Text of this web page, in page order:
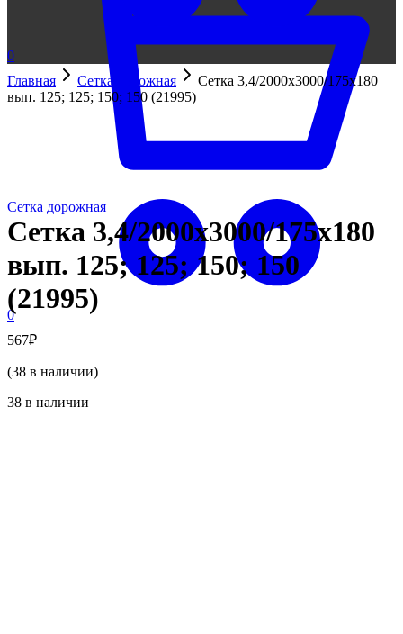
0
0
Главная
Сетка дорожная
Сетка 3,4/2000х3000/175х180
вып. 125; 125; 150; 150 (21995)
Сетка дорожная
Сетка 3,4/2000х3000/175х180
вып. 125; 125; 150; 150
(21995)
567₽
(38 в наличии)
38 в наличии